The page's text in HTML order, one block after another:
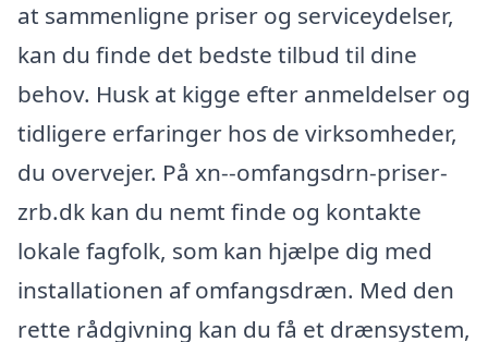
at sammenligne priser og serviceydelser,
kan du finde det bedste tilbud til dine
behov. Husk at kigge efter anmeldelser og
tidligere erfaringer hos de virksomheder,
du overvejer. På xn--omfangsdrn-priser-
zrb.dk kan du nemt finde og kontakte
lokale fagfolk, som kan hjælpe dig med
installationen af omfangsdræn. Med den
rette rådgivning kan du få et drænsystem,